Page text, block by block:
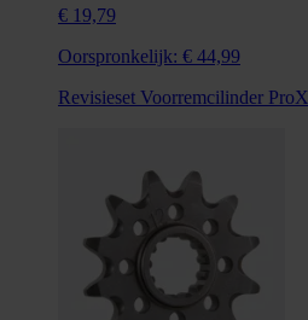
€ 19,79
Oorspronkelijk: € 44,99
Revisieset Voorremcilinder ProX